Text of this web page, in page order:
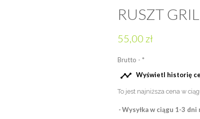
RUSZT
55,00 zł
Brutto *
 Wyświetl historię
To jest najniższa cena w
Wysyłka w ciągu 1-3 dni